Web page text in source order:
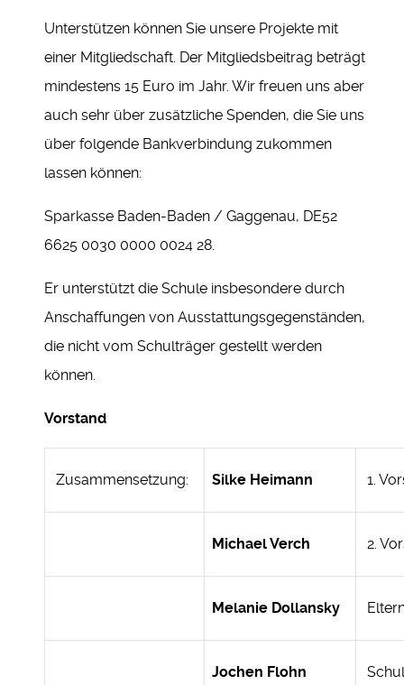
Unterstützen können Sie unsere Projekte mit
einer Mitgliedschaft. Der Mitgliedsbeitrag beträgt
mindestens 15 Euro im Jahr. Wir freuen uns aber
auch sehr über zusätzliche Spenden, die Sie uns
über folgende Bankverbindung zukommen
lassen können:
Sparkasse Baden-Baden / Gaggenau, DE52
6625 0030 0000 0024 28.
Er unterstützt die Schule insbesondere durch
Anschaffungen von Ausstattungsgegenständen,
die nicht vom Schulträger gestellt werden
können.
Vorstand
Zusammensetzung: Silke Heimann 1.
Michael Verch 2.
Melanie Dollansky
Jochen Flohn